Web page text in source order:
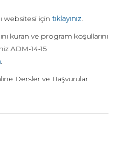
websitesi için tıklayınız.
kuran ve program koşullarını
ADM-14-15
.
Dersler ve Başvurular